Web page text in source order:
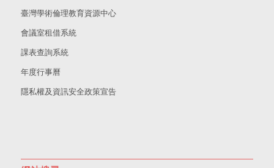
臺灣學術倫理教育資源中心
會議室租借系統
課表查詢系統
年度行事曆
隱私權及資訊安全政策宣告